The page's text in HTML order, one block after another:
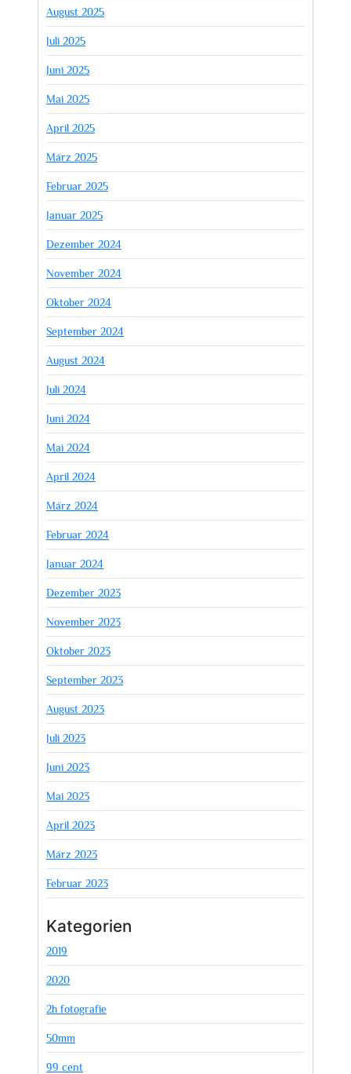
August 2025
Juli 2025
Juni 2025
Mai 2025
April 2025
März 2025
Februar 2025
Januar 2025
Dezember 2024
November 2024
Oktober 2024
September 2024
August 2024
Juli 2024
Juni 2024
Mai 2024
April 2024
März 2024
Februar 2024
Januar 2024
Dezember 2023
November 2023
Oktober 2023
September 2023
August 2023
Juli 2023
Juni 2023
Mai 2023
April 2023
März 2023
Februar 2023
Kategorien
2019
2020
2h fotografie
50mm
99 cent